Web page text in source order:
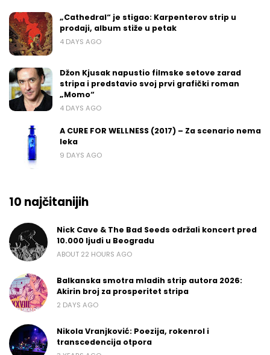
„Cathedral“ je stigao: Karpenterov strip u
prodaji, album stiže u petak
4 DAYS AGO
Džon Kjusak napustio filmske setove zarad
stripa i predstavio svoj prvi grafički roman
„Momo“
4 DAYS AGO
A CURE FOR WELLNESS (2017) – Za scenario nema
leka
9 DAYS AGO
10 najčitanijih
Nick Cave & The Bad Seeds održali koncert pred
10.000 ljudi u Beogradu
ABOUT 22 HOURS AGO
Balkanska smotra mladih strip autora 2026:
Akirin broj za prosperitet stripa
2 DAYS AGO
Nikola Vranjković: Poezija, rokenrol i
transcedencija otpora